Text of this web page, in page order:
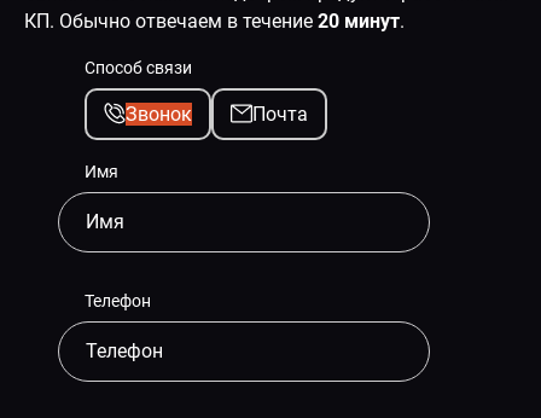
КП. Обычно отвечаем в течение 20 минут.
Способ связи
Звонок Почта
Имя
Телефон